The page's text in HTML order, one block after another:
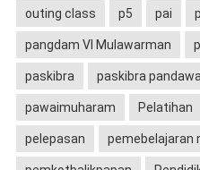
outing class p5 pai
pangdam VI Mulawarman
paskibra paskibra
pawaimuharam Pelatihan
pelepasan pemebelajaran